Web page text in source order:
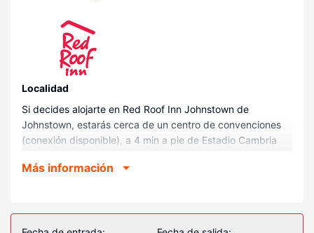
Localidad
Si decides alojarte en Red Roof Inn Johnstown de
Johnstown, estarás cerca de un centro de convenciones
(conexión disponible), a 4 min a pie de Estadio Cambria
Inundación de Johnstown. Además, este hotel se
Más información